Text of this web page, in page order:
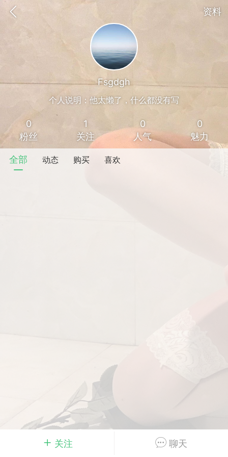
资料
关注 聊天
Fsgdgh
个人说明：他太懒了，什么都没有写
0
粉丝
1
关注
0
人气
0
魅力
全部 动态 购买 喜欢